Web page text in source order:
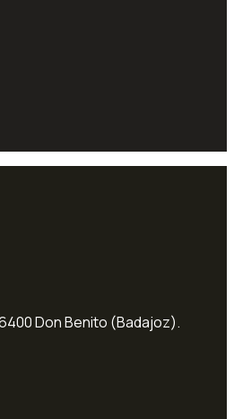
Don Benito (Badajoz).